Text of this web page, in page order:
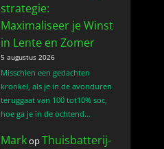
strategie:
Maximaliseer je Winst
in Lente en Zomer
5 augustus 2026
Misschien een gedachten
kronkel, als je in de avonduren
teruggaat van 100 tot10% soc,
hoe ga je in de ochtend…
MarkopThuisbatterij-